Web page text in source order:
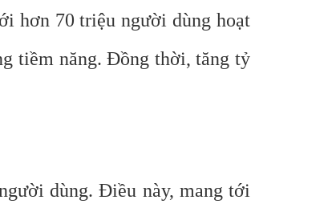
hơn 70 triệu người dùng hoạt
tiềm năng. Đồng thời, tăng tỷ
dùng. Điều này, mang tới